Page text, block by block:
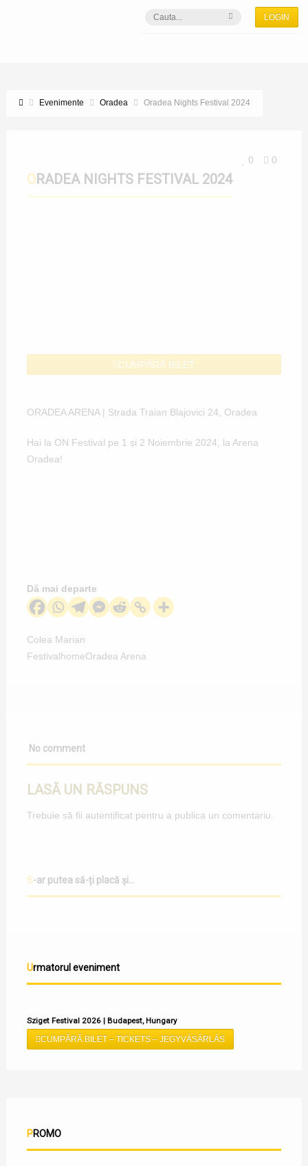
LOGIN
Evenimente Oradea Oradea Nights Festival 2024
0 0
ORADEA NIGHTS FESTIVAL 2024
CUMPĂRĂ BILET
ORADEA ARENA | Strada Traian Blajovici 24, Oradea
Hai la ON Festival pe 1 și 2 Noiembrie 2024, la Arena
Oradea!
Dă mai departe
Colea Marian
FestivalhomeOradea Arena
No comment
LASĂ UN RĂSPUNS
Trebuie să fii autentificatpentru a publica un comentariu.
S-ar putea să-ți placă și...
Urmatorul eveniment
Sziget Festival 2026 | Budapest, Hungary
CUMPĂRĂ BILET – TICKETS – JEGYVÁSÁRLÁS
PROMO